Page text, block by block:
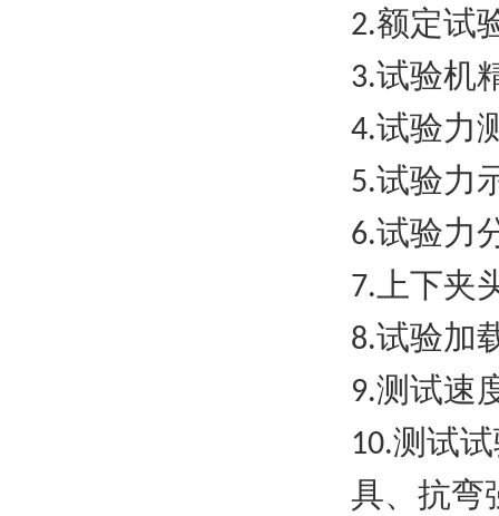
2.额定试
3.试验机
4.试验力
5.试验力
6.试验力
7.上下夹
8.试验加
9.测试速
10.测试
具、抗弯